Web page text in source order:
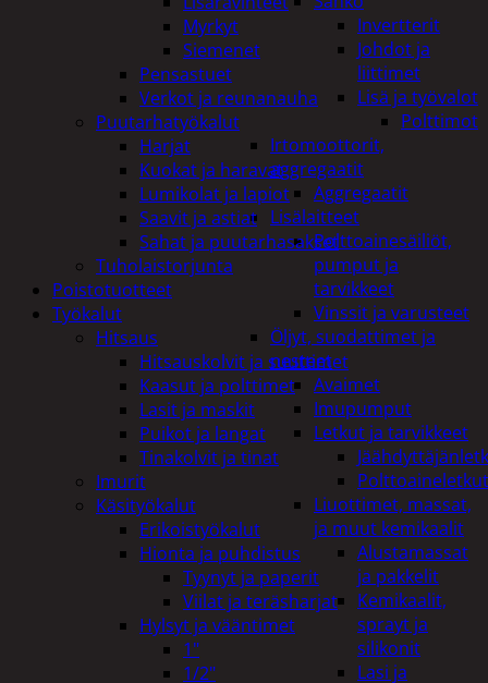
Invertterit
Johdot ja
liittimet
Lisä ja työvalot
Polttimot
Irtomoottorit,
aggregaatit
Aggregaatit
Lisälaitteet
Polttoainesäiliöt,
pumput ja
tarvikkeet
Vinssit ja varusteet
Öljyt, suodattimet ja
nesteet
Avaimet
Imupumput
Letkut ja tarvikkeet
Polttoaineletkut
Liuottimet, massat,
ja muut kemikaalit
Alustamassat
ja pakkelit
Kemikaalit,
sprayt ja
silikonit
Lasi ja
Myrkyt
Siemenet
Pensastuet
Verkot ja reunanauha
Puutarhatyökalut
Harjat
Kuokat ja haravat
Lumikolat ja lapiot
Saavit ja astiat
Sahat ja puutarhasakset
Tuholaistorjunta
Poistotuotteet
Työkalut
Hitsaus
Hitsauskolvit ja suuttimet
Kaasut ja polttimet
Lasit ja maskit
Puikot ja langat
Tinakolvit ja tinat
Imurit
Käsityökalut
Erikoistyökalut
Hionta ja puhdistus
Tyynyt ja paperit
Viilat ja teräsharjat
Hylsyt ja vääntimet
1"
1/2"